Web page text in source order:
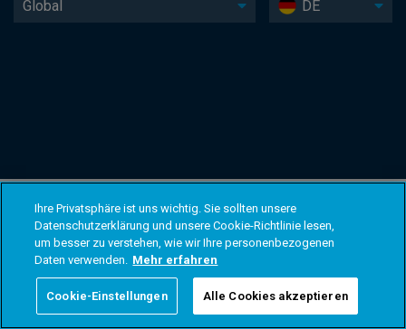
Global DE
Ihre Privatsphäre ist uns wichtig. Sie sollten unsere
Datenschutzerklärung und unsere Cookie-Richtlinie lesen,
um besser zu verstehen, wie wir Ihre personenbezogenen
Daten verwenden. Mehr erfahren
Cookie-Einstellungen Alle Cookies akzeptieren